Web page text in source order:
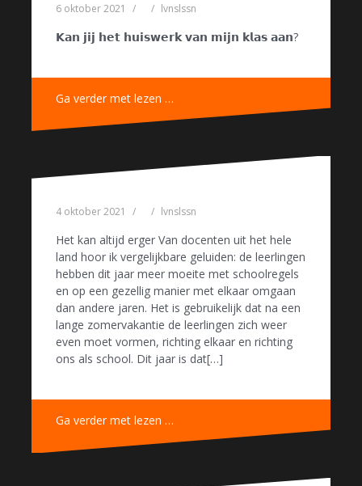
6 oktober 2021 lvnslssn
𝗞𝗮𝗻 𝗷𝗶𝗷 𝗵𝗲𝘁 𝗵𝘂𝗶𝘀𝘄𝗲𝗿𝗸 𝘃𝗮𝗻 𝗺𝗶𝗷𝗻 𝗸𝗹𝗮𝘀 𝗮𝗮𝗻?
Ga verder met lezen …
4 oktober 2021 lvnslssn
Het kan altijd erger Van docenten uit het hele
land hoor ik vergelijkbare geluiden: de leerlingen
hebben dit jaar meer moeite met schoolregels
en op een gezellig manier met elkaar omgaan
dan andere jaren. Het is gebruikelijk dat na een
lange zomervakantie de leerlingen zich weer
even moet vormen, richting elkaar en richting
ons als school. Dit jaar is dat[…]
Ga verder met lezen …